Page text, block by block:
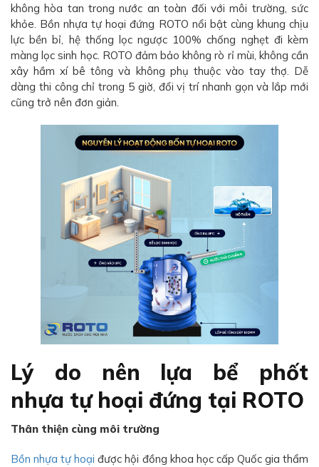
không hòa tan trong nước an toàn đối với môi trường, sức
khỏe. Bồn nhựa tự hoại đứng ROTO nổi bật cùng khung chịu
lực bền bỉ, hệ thống lọc ngược 100% chống nghẹt đi kèm
màng lọc sinh học. ROTO đảm bảo không rò rỉ mùi, không cần
xây hầm xí bê tông và không phụ thuộc vào tay thợ. Dễ
dàng thi công chỉ trong 5 giờ, đổi vị trí nhanh gọn và lắp mới
cũng trở nên đơn giản.
Lý do nên lựa bể phốt
nhựa tự hoại đứng tại ROTO
Thân thiện cùng môi trường
Bồn nhựa tự hoại được hội đồng khoa học cấp Quốc gia thẩm